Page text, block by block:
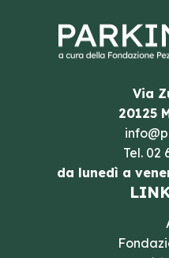
Via
20125
Tel. 02
da lunedì a